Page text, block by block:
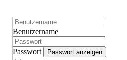
Benutzername
Passwort Passwort anzeigen